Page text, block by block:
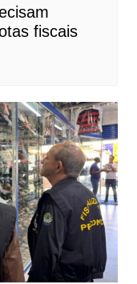
fiscais